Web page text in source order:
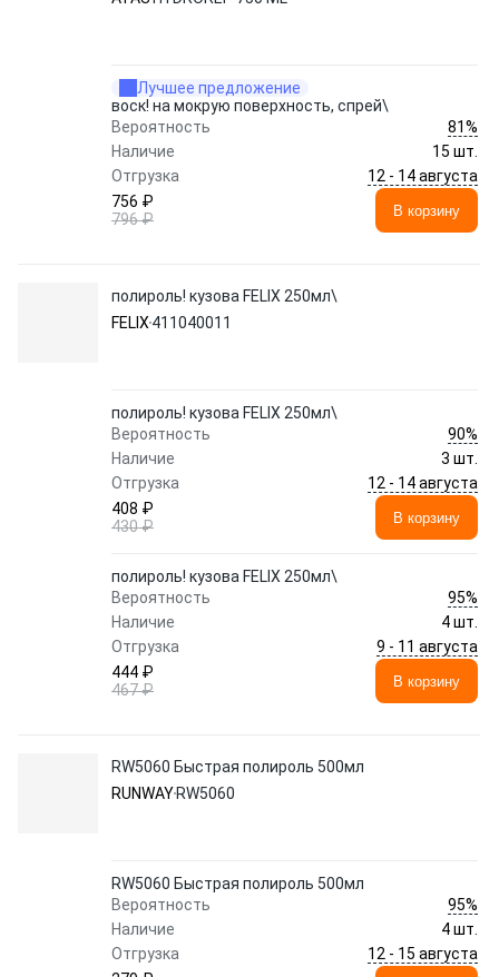
Лучшее предложение
воск! на мокрую поверхность, спрей\
Вероятность
81%
Наличие
15 шт.
Отгрузка
12 - 14 августа
756 ₽
796 ₽
В корзину
полироль! кузова FELIX 250мл\
FELIX 411040011
полироль! кузова FELIX 250мл\
Вероятность
90%
Наличие
3 шт.
Отгрузка
12 - 14 августа
408 ₽
430 ₽
В корзину
полироль! кузова FELIX 250мл\
Вероятность
95%
Наличие
4 шт.
Отгрузка
9 - 11 августа
444 ₽
467 ₽
В корзину
RW5060 Быстрая полироль 500мл
RUNWAY RW5060
RW5060 Быстрая полироль 500мл
Вероятность
95%
Наличие
4 шт.
Отгрузка
12 - 15 августа